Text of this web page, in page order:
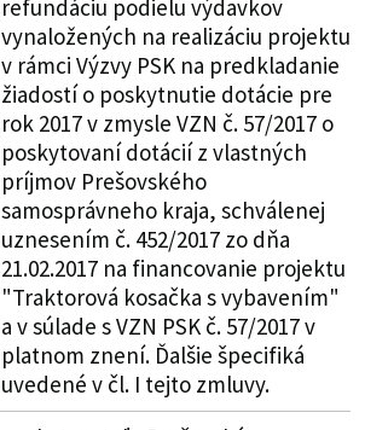
refundáciu podielu výdavkov
vynaložených na realizáciu projektu
v rámci Výzvy PSK na predkladanie
žiadostí o poskytnutie dotácie pre
rok 2017 v zmysle VZN č. 57/2017 o
poskytovaní dotácií z vlastných
príjmov Prešovského
samosprávneho kraja, schválenej
uznesením č. 452/2017 zo dňa
21.02.2017 na financovanie projektu
"Traktorová kosačka s vybavením"
a v súlade s VZN PSK č. 57/2017 v
platnom znení. Ďalšie špecifiká
uvedené v čl. I tejto zmluvy.